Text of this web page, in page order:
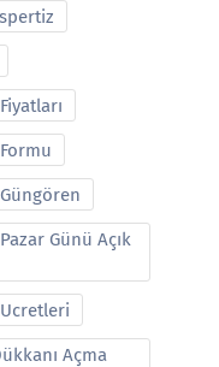
Günü Açık
Açma